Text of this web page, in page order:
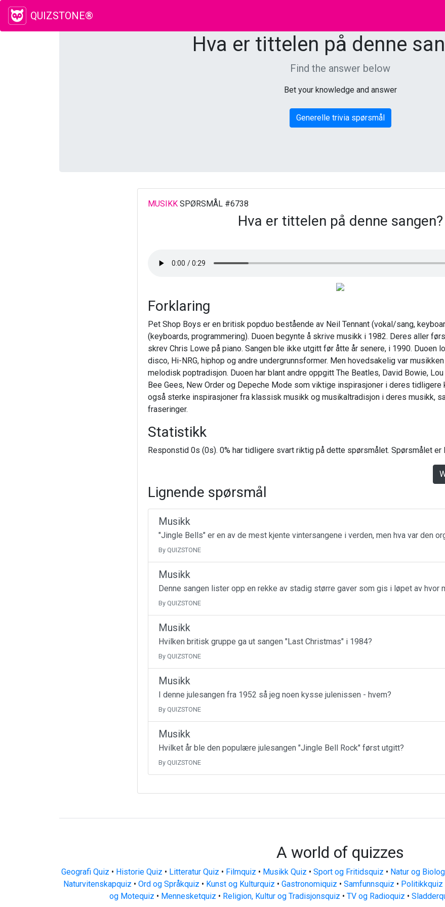
QUIZSTONE®
Hva er tittelen på denne
Find the answer below
Bet your knowledge and answer
Generelle trivia spørsmål
MUSIKKSPØRSMÅL #6738
Hva er tittelen på denne sangen?
Forklaring
Pet Shop Boys er en britisk popduo bestående av Neil Tennant (vokal/sang,
(keyboards, programmering). Duoen begynte å skrive musikk i 1982. Deres aller
skrev Chris Lowe på piano. Sangen ble ikke utgitt før åtte år senere, i 1990. Duoen
disco, Hi-NRG, hiphop og andre undergrunnsformer. Men hovedsakelig var
melodisk poptradisjon. Duoen har blant andre oppgitt The Beatles, David Bowie,
Bee Gees, New Order og Depeche Mode som viktige inspirasjoner i deres tidligere
også sterke inspirasjoner fra klassisk musikk og musikaltradisjon i deres musikk,
fraseringer.
Statistikk
Responstid 0s (0s). 0% har tidligere svart riktig på dette spørsmålet. Spørsmålet er
Lignende spørsmål
Musikk
"Jingle Bells" er en av de mest kjente vintersangene i verden, men hva var den
By QUIZSTONE
Musikk
Denne sangen lister opp en rekke av stadig større gaver som gis i løpet av hvor
By QUIZSTONE
Musikk
Hvilken britisk gruppe ga ut sangen "Last Christmas" i 1984?
By QUIZSTONE
Musikk
I denne julesangen fra 1952 så jeg noen kysse julenissen - hvem?
By QUIZSTONE
Musikk
Hvilket år ble den populære julesangen "Jingle Bell Rock" først utgitt?
By QUIZSTONE
A world of quizzes
Geografi Quiz • Historie Quiz • Litteratur Quiz • Filmquiz • Musikk Quiz • Sport og Fritidsquiz • Natur og
Naturvitenskapquiz • Ord og Språkquiz • Kunst og Kulturquiz • Gastronomiquiz • Samfunnsquiz • Politikkquiz
og Motequiz • Mennesketquiz • Religion, Kultur og Tradisjonsquiz • TV og Radioquiz •